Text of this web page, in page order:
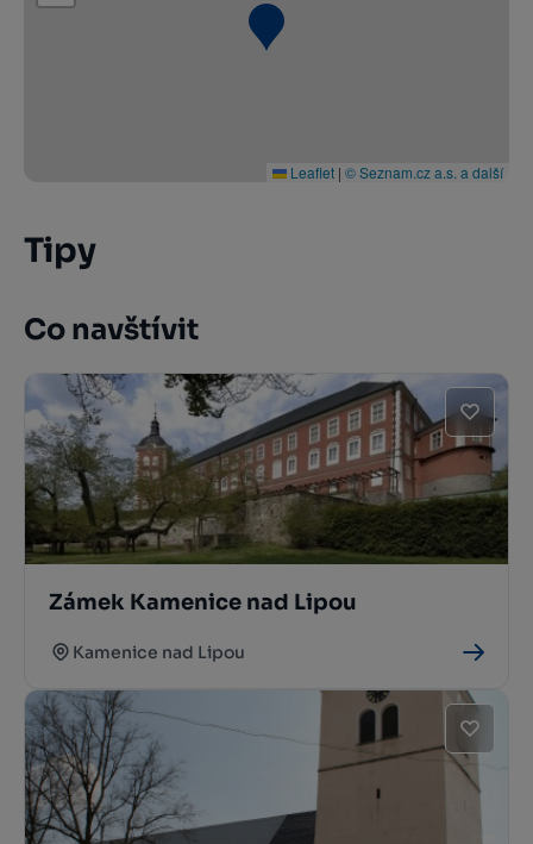
Leaflet | © Seznam.cz a.s. a další
Tipy
Co navštívit
Zámek Kamenice nad Lipou
Kamenice nad Lipou